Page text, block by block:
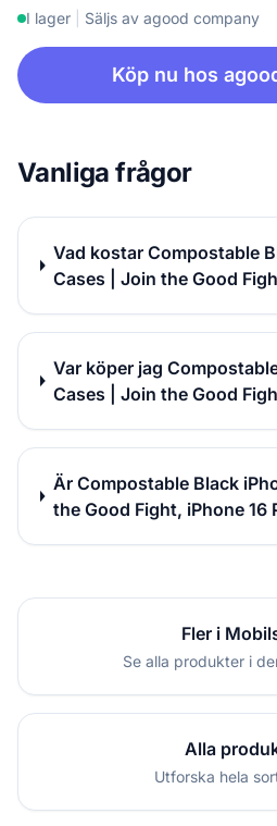
I lager Säljs av agood company
Köp nu hos
Vanliga frågor
Vad kostar Compostable
Cases | Join the Good
Var köper jag
Cases | Join the Good
Är Compostable Black
the Good Fight, iPhone 16
Fler i
Se alla produkter i
Alla
Utforska hela